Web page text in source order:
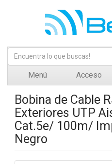
Menú Acceso
Bobina de Cable
Exteriores UTP
Cat.5e/ 100m/
Negro